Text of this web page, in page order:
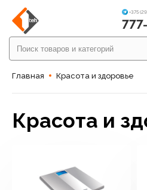
+375
Главная Красота и здоровье
Красота и